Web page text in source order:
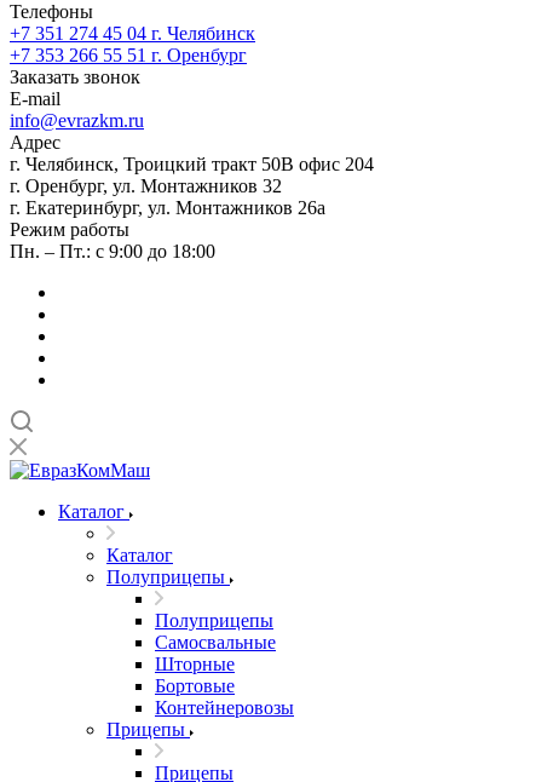
Телефоны
+7 351 274 45 04 г. Челябинск
+7 353 266 55 51 г. Оренбург
Заказать звонок
E-mail
info@evrazkm.ru
Адрес
г. Челябинск, Троицкий тракт 50В офис 204
г. Оренбург, ул. Монтажников 32
г. Екатеринбург, ул. Монтажников 26а
Режим работы
Пн. – Пт.: с 9:00 до 18:00
Каталог
Каталог
Полуприцепы
Полуприцепы
Самосвальные
Шторные
Бортовые
Контейнеровозы
Прицепы
Прицепы